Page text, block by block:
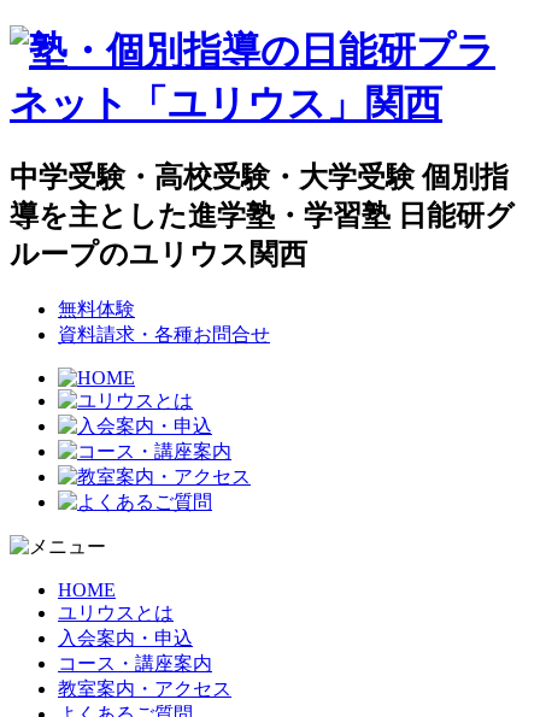
中学受験・高校受験・大学受験 個別指
導を主とした進学塾・学習塾 日能研グ
ループのユリウス関西
無料体験
資料請求・各種お問合せ
HOME
ユリウスとは
入会案内・申込
コース・講座案内
教室案内・アクセス